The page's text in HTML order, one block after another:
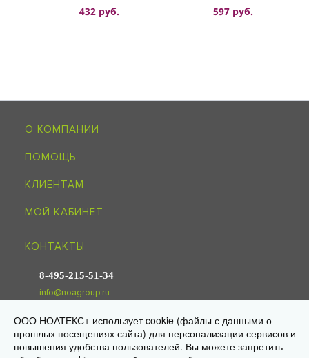
432 руб. 597 руб.
О КОМПАНИИ
ПОМОЩЬ
КЛИЕНТАМ
МОЙ КАБИНЕТ
КОНТАКТЫ
8-495-215-51-34
info@noagroup.ru
© 2009—2026 «НОАТЕКС+» —трикотаж оптом от производителя
Юр. адрес: 125581, г. Москва, ул. Ляпидевского, д. 4, кв. 158
Склад/самовывоз: 141595, МО, Солнечногорск, дер. Ложки,
«Есипово», стр. 16А, пом. 3
ООО НОАТЕКС+ использует cookie (файлы с данными о
прошлых посещениях сайта) для персонализации сервисов и
повышения удобства пользователей. Вы можете запретить